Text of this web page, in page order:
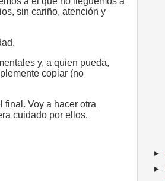
sin cariño, atención y
y, a quien pueda,
copiar (no
final. Voy a hacer otra
cuidado por ellos.
►
►